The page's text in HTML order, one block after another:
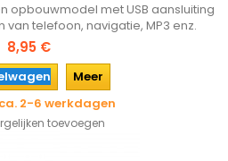
opbouwmodel met USB aansluiting
telefoon, navigatie, MP3 enz.
voor 12 en 24 volt.
8,95 €
Meer
2-6 werkdagen
toevoegen